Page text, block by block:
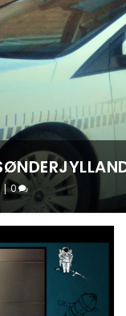
|0